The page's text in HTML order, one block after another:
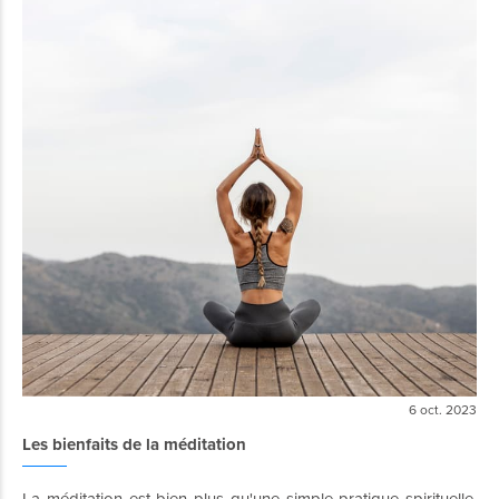
6 oct. 2023
Les bienfaits de la méditation